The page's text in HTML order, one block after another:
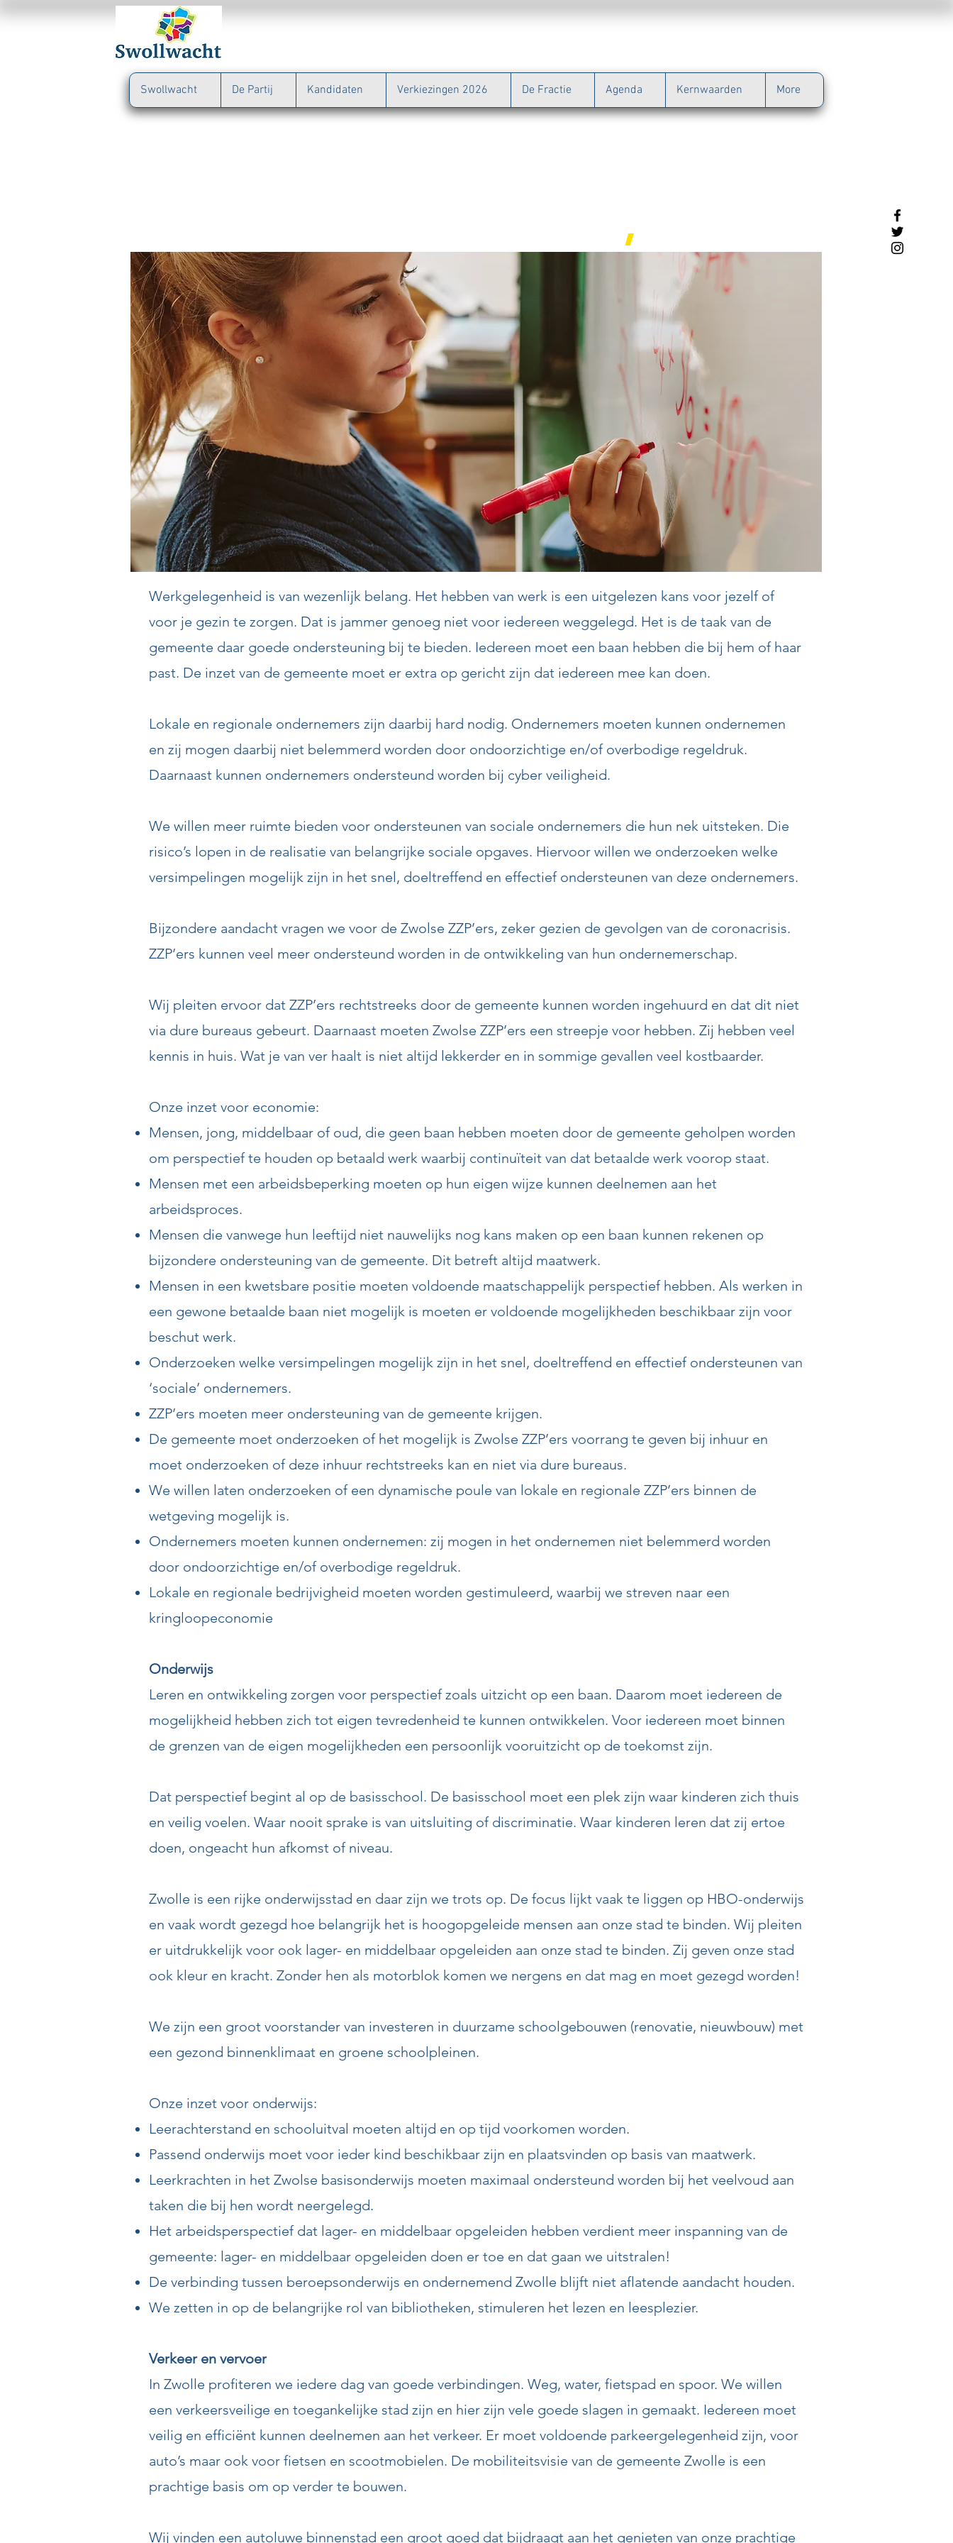
Swollwacht De Partij Kandidaten Verkiezingen 2026 De Fractie Agenda Kernwaarden More
,
Werkgelegenheid is van wezenlijk belang. Het hebben van werk is een uitgelezen kans voor jezelf of
voor je gezin te zorgen. Dat is jammer genoeg niet voor iedereen weggelegd. Het is de taak van de
gemeente daar goede ondersteuning bij te bieden. Iedereen moet een baan hebben die bij hem of haar
past. De inzet van de gemeente moet er extra op gericht zijn dat iedereen mee kan doen.
Lokale en regionale ondernemers zijn daarbij hard nodig. Ondernemers moeten kunnen ondernemen
en zij mogen daarbij niet belemmerd worden door ondoorzichtige en/of overbodige regeldruk.
Daarnaast kunnen ondernemers ondersteund worden bij cyber veiligheid.
We willen meer ruimte bieden voor ondersteunen van sociale ondernemers die hun nek uitsteken. Die
risico’s lopen in de realisatie van belangrijke sociale opgaves. Hiervoor willen we onderzoeken welke
versimpelingen mogelijk zijn in het snel, doeltreffend en effectief ondersteunen van deze ondernemers.
Bijzondere aandacht vragen we voor de Zwolse ZZP’ers, zeker gezien de gevolgen van de coronacrisis.
ZZP’ers kunnen veel meer ondersteund worden in de ontwikkeling van hun ondernemerschap.
Wij pleiten ervoor dat ZZP’ers rechtstreeks door de gemeente kunnen worden ingehuurd en dat dit niet
via dure bureaus gebeurt. Daarnaast moeten Zwolse ZZP’ers een streepje voor hebben. Zij hebben veel
kennis in huis. Wat je van ver haalt is niet altijd lekkerder en in sommige gevallen veel kostbaarder.
Onze inzet voor economie:
Mensen, jong, middelbaar of oud, die geen baan hebben moeten door de gemeente geholpen worden
om perspectief te houden op betaald werk waarbij continuïteit van dat betaalde werk voorop staat.
Mensen met een arbeidsbeperking moeten op hun eigen wijze kunnen deelnemen aan het
arbeidsproces.
Mensen die vanwege hun leeftijd niet nauwelijks nog kans maken op een baan kunnen rekenen op
bijzondere ondersteuning van de gemeente. Dit betreft altijd maatwerk.
Mensen in een kwetsbare positie moeten voldoende maatschappelijk perspectief hebben. Als werken in
een gewone betaalde baan niet mogelijk is moeten er voldoende mogelijkheden beschikbaar zijn voor
beschut werk.
Onderzoeken welke versimpelingen mogelijk zijn in het snel, doeltreffend en effectief ondersteunen van
‘sociale’ ondernemers.
ZZP’ers moeten meer ondersteuning van de gemeente krijgen.
De gemeente moet onderzoeken of het mogelijk is Zwolse ZZP’ers voorrang te geven bij inhuur en
moet onderzoeken of deze inhuur rechtstreeks kan en niet via dure bureaus.
We willen laten onderzoeken of een dynamische poule van lokale en regionale ZZP’ers binnen de
wetgeving mogelijk is.
Ondernemers moeten kunnen ondernemen: zij mogen in het ondernemen niet belemmerd worden
door ondoorzichtige en/of overbodige regeldruk.
Lokale en regionale bedrijvigheid moeten worden gestimuleerd, waarbij we streven naar een
kringloopeconomie
Onderwijs
Leren en ontwikkeling zorgen voor perspectief zoals uitzicht op een baan. Daarom moet iedereen de
mogelijkheid hebben zich tot eigen tevredenheid te kunnen ontwikkelen. Voor iedereen moet binnen
de grenzen van de eigen mogelijkheden een persoonlijk vooruitzicht op de toekomst zijn.
Dat perspectief begint al op de basisschool. De basisschool moet een plek zijn waar kinderen zich thuis
en veilig voelen. Waar nooit sprake is van uitsluiting of discriminatie. Waar kinderen leren dat zij ertoe
doen, ongeacht hun afkomst of niveau.
Zwolle is een rijke onderwijsstad en daar zijn we trots op. De focus lijkt vaak te liggen op HBO-onderwijs
en vaak wordt gezegd hoe belangrijk het is hoogopgeleide mensen aan onze stad te binden. Wij pleiten
er uitdrukkelijk voor ook lager- en middelbaar opgeleiden aan onze stad te binden. Zij geven onze stad
ook kleur en kracht. Zonder hen als motorblok komen we nergens en dat mag en moet gezegd worden!
We zijn een groot voorstander van investeren in duurzame schoolgebouwen (renovatie, nieuwbouw) met
een gezond binnenklimaat en groene schoolpleinen.
Onze inzet voor onderwijs:
Leerachterstand en schooluitval moeten altijd en op tijd voorkomen worden.
Passend onderwijs moet voor ieder kind beschikbaar zijn en plaatsvinden op basis van maatwerk.
Leerkrachten in het Zwolse basisonderwijs moeten maximaal ondersteund worden bij het veelvoud aan
taken die bij hen wordt neergelegd.
Het arbeidsperspectief dat lager- en middelbaar opgeleiden hebben verdient meer inspanning van de
gemeente: lager- en middelbaar opgeleiden doen er toe en dat gaan we uitstralen!
De verbinding tussen beroepsonderwijs en ondernemend Zwolle blijft niet aflatende aandacht houden.
We zetten in op de belangrijke rol van bibliotheken, stimuleren het lezen en leesplezier.
Verkeer en vervoer
In Zwolle profiteren we iedere dag van goede verbindingen. Weg, water, fietspad en spoor. We willen
een verkeersveilige en toegankelijke stad zijn en hier zijn vele goede slagen in gemaakt. Iedereen moet
veilig en efficiënt kunnen deelnemen aan het verkeer. Er moet voldoende parkeergelegenheid zijn, voor
auto’s maar ook voor fietsen en scootmobielen. De mobiliteitsvisie van de gemeente Zwolle is een
prachtige basis om op verder te bouwen.
Wij vinden een autoluwe binnenstad een groot goed dat bijdraagt aan het genieten van onze prachtige